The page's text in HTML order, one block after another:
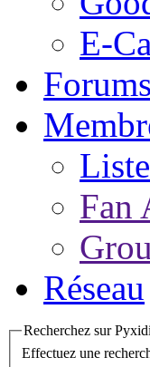
E-
Forums
Fan
Réseau
Recherchez sur
Effectuez une